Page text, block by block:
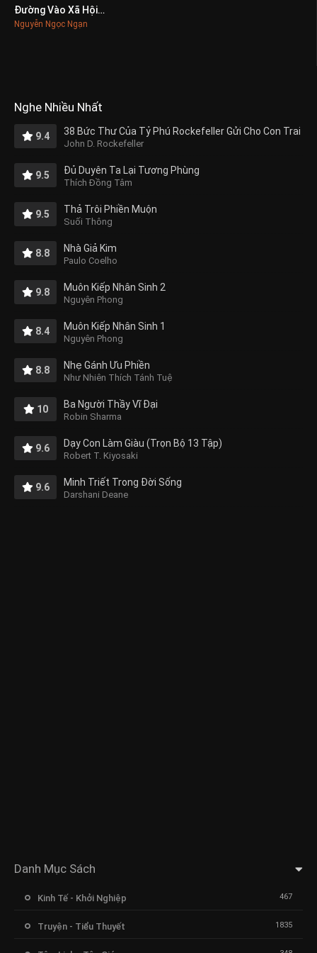
0Đường Vào Xã Hội Đen
Nguyễn Ngọc Ngạn
Nghe Nhiều Nhất
9.4 38 Bức Thư Của Tỷ Phú Rockefeller Gửi Cho Con Trai
John D. Rockefeller
9.5 Đủ Duyên Ta Lại Tương Phùng
Thích Đồng Tâm
9.5 Thả Trôi Phiền Muộn
Suối Thông
8.8 Nhà Giả Kim
Paulo Coelho
9.8 Muôn Kiếp Nhân Sinh 2
Nguyên Phong
8.4 Muôn Kiếp Nhân Sinh 1
Nguyên Phong
8.8 Nhẹ Gánh Ưu Phiền
Như Nhiên Thích Tánh Tuệ
10 Ba Người Thầy Vĩ Đại
Robin Sharma
9.6 Dạy Con Làm Giàu (Trọn Bộ 13 Tập)
Robert T. Kiyosaki
9.6 Minh Triết Trong Đời Sống
Darshani Deane
Danh Mục Sách
Kinh Tế - Khởi Nghiệp 467
Truyện - Tiểu Thuyết 1835